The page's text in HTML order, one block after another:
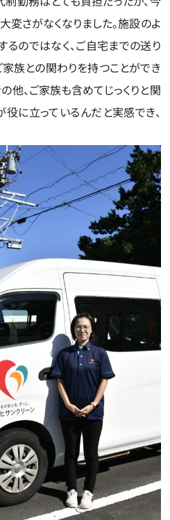
さがなくなりました。施設のよ
のではなく、ご自宅までの送り
族との関わりを持つことができ
他、ご家族も含めてじっくりと関
に立っているんだと実感でき、